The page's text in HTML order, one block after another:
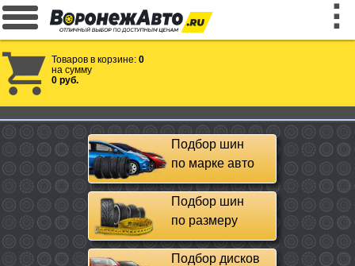
Товаров в корзине: 0
на сумму
0 руб.
Подбор шин
по марке авто
Подбор шин
по размеру
Подбор дисков